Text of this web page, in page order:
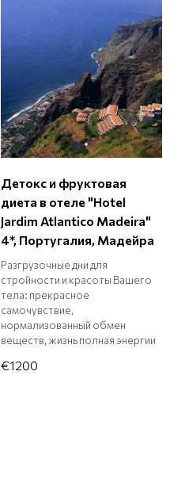
Детокс и фруктовая
диета в отеле "Hotel
Jardim Atlantico Madeira"
4*, Португалия, Мадейра
Разгрузочные дни для
стройности и красоты Вашего
тела: прекрасное
самочувствие,
нормализованный обмен
веществ, жизнь полная энергии
€1200